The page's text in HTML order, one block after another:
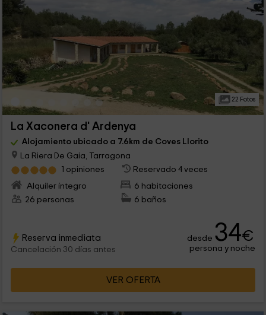
22 Fotos
La Xaconera d' Ardenya
Alojamiento ubicado a 7.6km de Coves Llorito
La Riera De Gaia, Tarragona
1 opiniones
Reservado 4 veces
Alquiler íntegro
6 habitaciones
26 personas
6 baños
Reserva inmediata
Cancelación 30 días antes
desde 34€
persona y noche
VER OFERTA